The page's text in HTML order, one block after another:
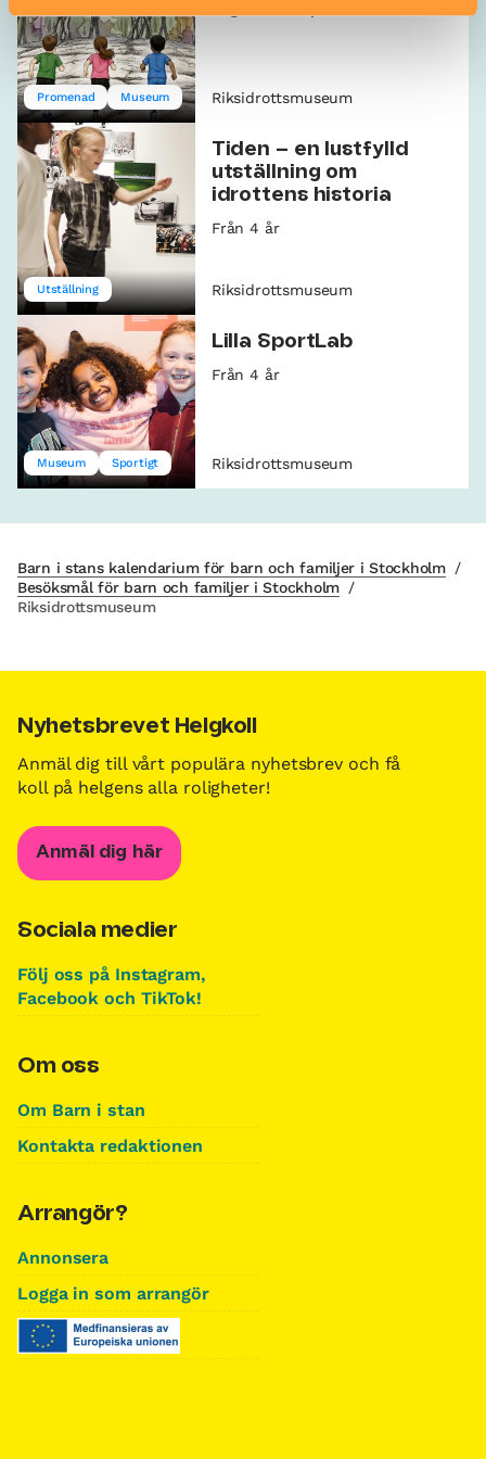
Promenad Museum Riksidrottsmuseum
Utställning
Tiden – en lustfylld
utställning om
idrottens historia
Från 4 år
Riksidrottsmuseum
Museum Sportigt
Lilla SportLab
Från 4 år
Riksidrottsmuseum
Barn i stans kalendarium för barn och familjer i Stockholm /
Besöksmål för barn och familjer i Stockholm /
Riksidrottsmuseum
Nyhetsbrevet Helgkoll
Anmäl dig till vårt populära nyhetsbrev och få
koll på helgens alla roligheter!
Anmäl dig här
Sociala medier
Följ oss på Instagram,
Facebook och TikTok!
Om oss
Om Barn i stan
Kontakta redaktionen
Arrangör?
Annonsera
Logga in som arrangör